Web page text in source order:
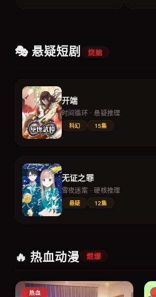
🎭 悬疑短剧 烧脑
开端
时间循环 · 悬疑推理
科幻 15集
无证之罪
雪夜迷案 · 硬核推理
悬疑 12集
🔥 热血动漫 燃爆
热血